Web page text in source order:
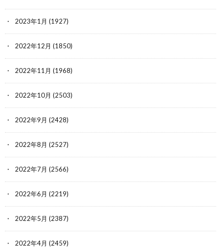
2023年1月 (1927)
2022年12月 (1850)
2022年11月 (1968)
2022年10月 (2503)
2022年9月 (2428)
2022年8月 (2527)
2022年7月 (2566)
2022年6月 (2219)
2022年5月 (2387)
2022年4月 (2459)